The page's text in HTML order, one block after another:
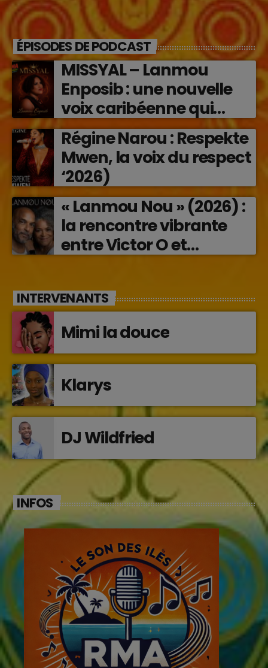
ÉPISODES DE PODCAST
MISSYAL – Lanmou
Enposib : une nouvelle
voix caribéenne qui
transforme les émotions
en musique (2026)
Régine Narou : Respekte
Mwen, la voix du respect
‘2026)
« Lanmou Nou » (2026) :
la rencontre vibrante
entre Victor O et
INTERVENANTS
Mimi la douce
Klarys
DJ Wildfried
INFOS